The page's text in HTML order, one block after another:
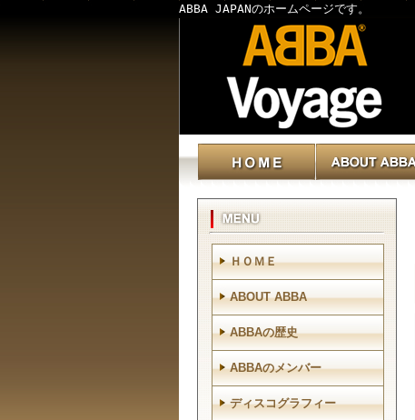
ABBA JAPANのホームページです。
ＨＯＭＥ
ABOUT ABBA
ABBAの歴史
ABBAのメンバー
ディスコグラフィー